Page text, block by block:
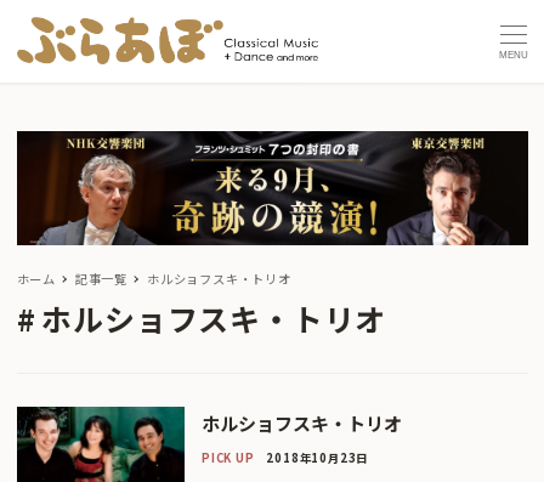
MENU
ホーム 記事一覧 ホルショフスキ・トリオ
ホルショフスキ・トリオ
ホルショフスキ・トリオ
PICK UP 2018年10月23日